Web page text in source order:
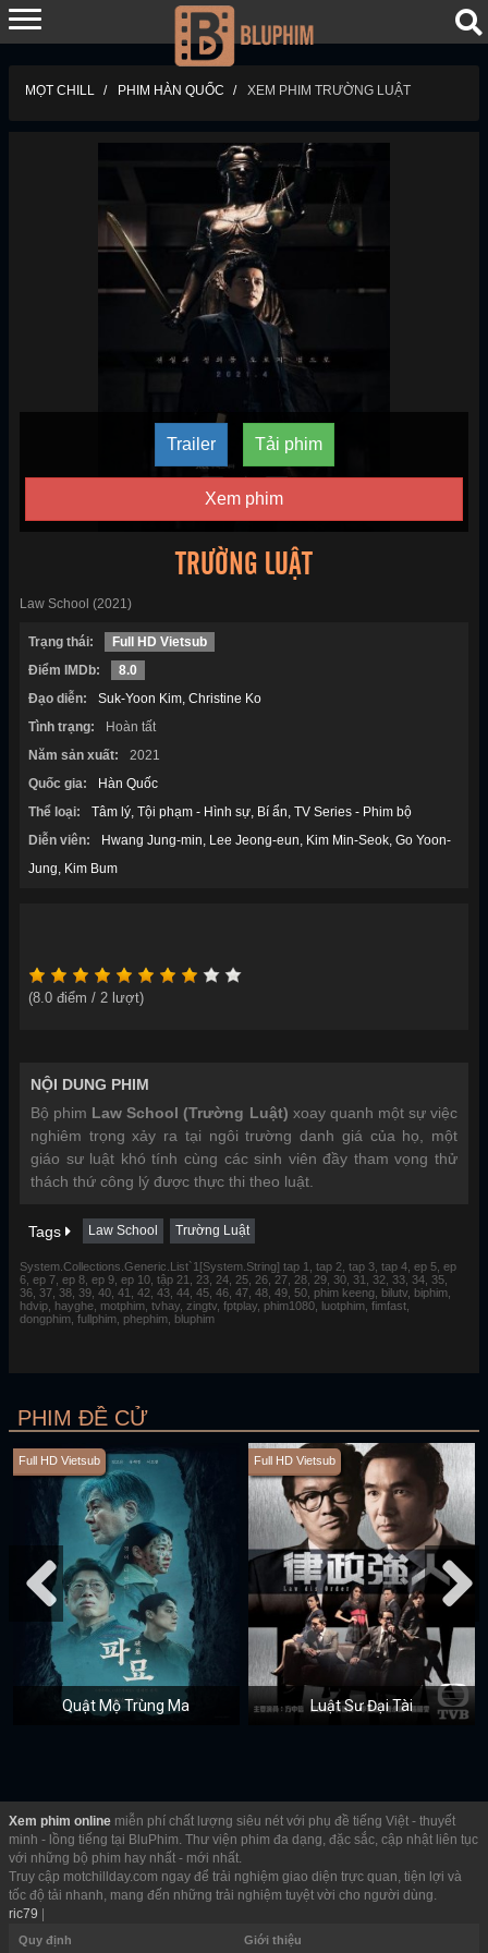
MỌT CHILL PHIM HÀN QUỐC XEM PHIM TRƯỜNG LUẬT
Trailer Tải phim
Xem phim
TRƯỜNG LUẬT
Law School (2021)
Trạng thái:
Full HD Vietsub
Điểm IMDb:
8.0
Đạo diễn:
Suk-Yoon Kim Christine Ko
Tình trạng:
Hoàn tất
Năm sản xuất:
2021
Quốc gia:
Hàn Quốc
Thể loại:
Tâm lý Tội phạm - Hình sự Bí ẩn TV Series - Phim bộ
Diễn viên:
Hwang Jung-min Lee Jeong-eun Kim Min-Seok Go Yoon-
Jung
Kim Bum
(8.0 điểm / 2 lượt)
NỘI DUNG PHIM
Bộ phim Law School (Trường Luật) xoay quanh một sự việc
nghiêm trọng xảy ra tại ngôi trường danh giá của họ, một
giáo sư luật khó tính cùng các sinh viên đầy tham vọng thử
thách thứ công lý được thực thi theo luật.
Tags Law School Trường Luật
System.Collections.Generic.List`1[System.String] tap 1, tap 2, tap 3, tap 4, ep 5, ep
6, ep 7, ep 8, ep 9, ep 10, tập 21, 23, 24, 25, 26, 27, 28, 29, 30, 31, 32, 33, 34, 35,
36, 37, 38, 39, 40, 41, 42, 43, 44, 45, 46, 47, 48, 49, 50, phim keeng, bilutv, biphim,
hdvip, hayghe, motphim, tvhay, zingtv, fptplay, phim1080, luotphim, fimfast,
dongphim, fullphim, phephim, bluphim
PHIM ĐỀ CỬ
Full HD Vietsub
Quật Mộ Trùng Ma
Full HD Vietsub
Luật Sư Đại Tài
Xem phim online miễn phí chất lượng siêu nét với phụ đề tiếng Việt - thuyết
minh - lồng tiếng tại BluPhim. Thư viện phim đa dạng, đặc sắc, cập nhật liên tục
với những bộ phim hay nhất - mới nhất.
Truy cập motchillday.com ngay để trải nghiệm giao diện trực quan, tiện lợi và
tốc độ tải nhanh, mang đến những trải nghiệm tuyệt vời cho người dùng.
ric79 |
Quy định Giới thiệu